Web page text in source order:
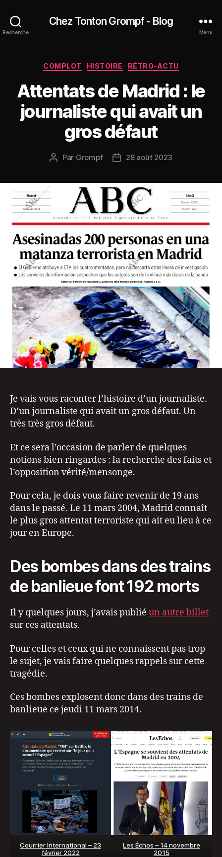
Recherche
Chez Tonton Grompf - Blog
Menu
Catégories
COMPLOT HISTOIRE RÉTRO-ACTU
Attentats de Madrid : le
journaliste qui avait un
gros défaut
Auteur
Par Grompf
Date28 août 2023
Je vais vous raconter l’histoire d’un journaliste.
D’un journaliste qui avait un gros défaut. Un
très très gros défaut.
Et ce sera l’occasion de parler de quelques
notions bien ringardes : la recherche des faits et
l’opposition vérité/mensonge.
Pour cela, je dois vous faire revenir de 19 ans
dans le passé. Le 11 mars 2004, Madrid connaît
le plus gros attentat terroriste qui ait eu lieu à ce
jour en Europe.
Des bombes dans des trains
de banlieue font 192 morts
Il y quelques jours, j’avais publié un autre billet
sur ces attentats.
Pour celles et ceux qui ne connaissent pas trop
le sujet, je vais faire quelques rappels sur cette
tragédie.
Ces bombes explosent donc dans des trains de
banlieue ce jeudi 11 mars 2014.
Courrier International – 23
février 2022
Les Échos – 14 novembre
2015